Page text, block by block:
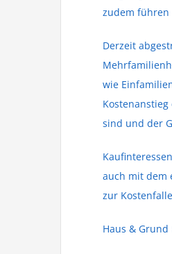
zudem führen
Derzeit
wie
sind und der
auch mit dem
zur
Haus &